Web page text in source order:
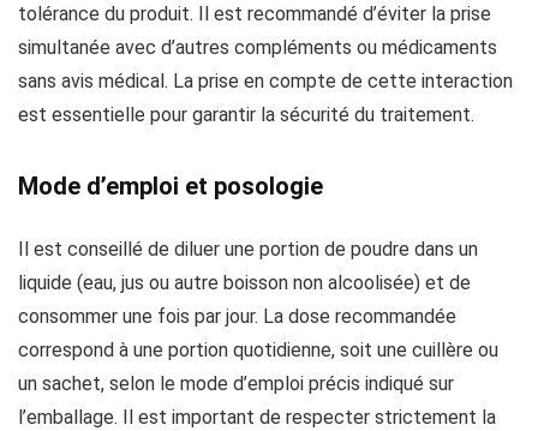
tolérance du produit. Il est recommandé d’éviter la prise
simultanée avec d’autres compléments ou médicaments
sans avis médical. La prise en compte de cette interaction
est essentielle pour garantir la sécurité du traitement.
Mode d’emploi et posologie
Il est conseillé de diluer une portion de poudre dans un
liquide (eau, jus ou autre boisson non alcoolisée) et de
consommer une fois par jour. La dose recommandée
correspond à une portion quotidienne, soit une cuillère ou
un sachet, selon le mode d’emploi précis indiqué sur
l’emballage. Il est important de respecter strictement la